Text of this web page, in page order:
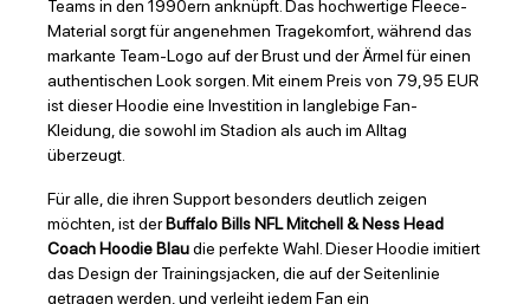
Teams in den 1990ern anknüpft. Das hochwertige Fleece-
Material sorgt für angenehmen Tragekomfort, während das
markante Team-Logo auf der Brust und der Ärmel für einen
authentischen Look sorgen. Mit einem Preis von 79,95 EUR
ist dieser Hoodie eine Investition in langlebige Fan-
Kleidung, die sowohl im Stadion als auch im Alltag
überzeugt.
Für alle, die ihren Support besonders deutlich zeigen
möchten, ist derBuffalo Bills NFL Mitchell & Ness Head
Coach Hoodie Blaudie perfekte Wahl. Dieser Hoodie imitiert
das Design der Trainingsjacken, die auf der Seitenlinie
getragen werden, und verleiht jedem Fan ein